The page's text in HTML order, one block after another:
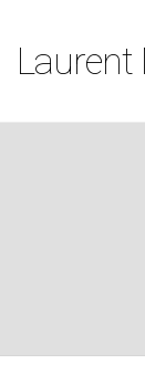
Laurent